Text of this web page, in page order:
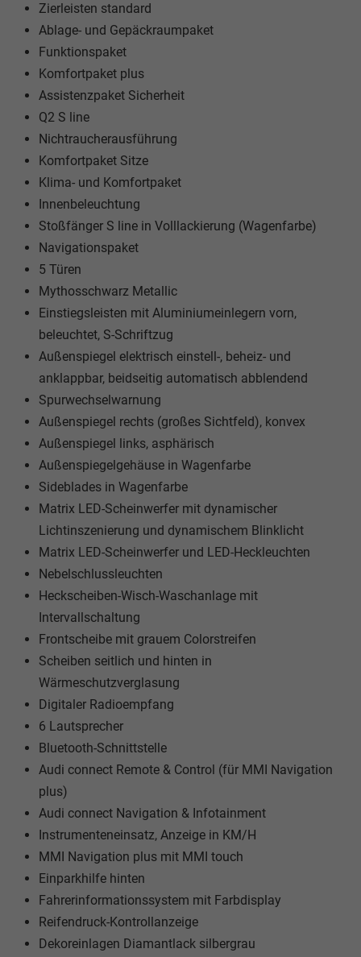
Zierleisten standard
Ablage- und Gepäckraumpaket
Funktionspaket
Komfortpaket plus
Assistenzpaket Sicherheit
Q2 S line
Nichtraucherausführung
Komfortpaket Sitze
Klima- und Komfortpaket
Innenbeleuchtung
Stoßfänger S line in Volllackierung (Wagenfarbe)
Navigationspaket
5 Türen
Mythosschwarz Metallic
Einstiegsleisten mit Aluminiumeinlegern vorn,
beleuchtet, S-Schriftzug
Außenspiegel elektrisch einstell-, beheiz- und
anklappbar, beidseitig automatisch abblendend
Spurwechselwarnung
Außenspiegel rechts (großes Sichtfeld), konvex
Außenspiegel links, asphärisch
Außenspiegelgehäuse in Wagenfarbe
Sideblades in Wagenfarbe
Matrix LED-Scheinwerfer mit dynamischer
Lichtinszenierung und dynamischem Blinklicht
Matrix LED-Scheinwerfer und LED-Heckleuchten
Nebelschlussleuchten
Heckscheiben-Wisch-Waschanlage mit
Intervallschaltung
Frontscheibe mit grauem Colorstreifen
Scheiben seitlich und hinten in
Wärmeschutzverglasung
Digitaler Radioempfang
6 Lautsprecher
Bluetooth-Schnittstelle
Audi connect Remote & Control (für MMI Navigation
plus)
Audi connect Navigation & Infotainment
Instrumenteneinsatz, Anzeige in KM/H
MMI Navigation plus mit MMI touch
Einparkhilfe hinten
Fahrerinformationssystem mit Farbdisplay
Reifendruck-Kontrollanzeige
Dekoreinlagen Diamantlack silbergrau